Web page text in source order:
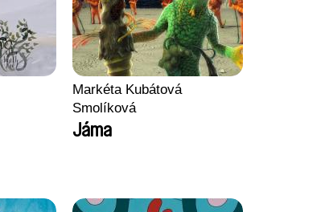
Markéta Kubátová
Smolíková
Jáma